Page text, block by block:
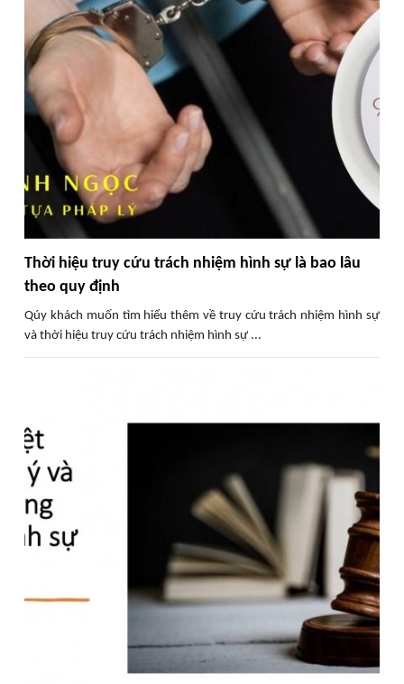
Thời hiệu truy cứu trách nhiệm hình sự là bao lâu
theo quy định
Qúy khách muốn tìm hiểu thêm về truy cứu trách nhiệm hình sự
và thời hiệu truy cứu trách nhiệm hình sự ...